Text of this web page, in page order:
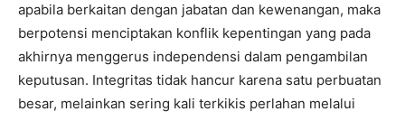
apabila berkaitan dengan jabatan dan kewenangan, maka
berpotensi menciptakan konflik kepentingan yang pada
akhirnya menggerus independensi dalam pengambilan
keputusan. Integritas tidak hancur karena satu perbuatan
besar, melainkan sering kali terkikis perlahan melalui